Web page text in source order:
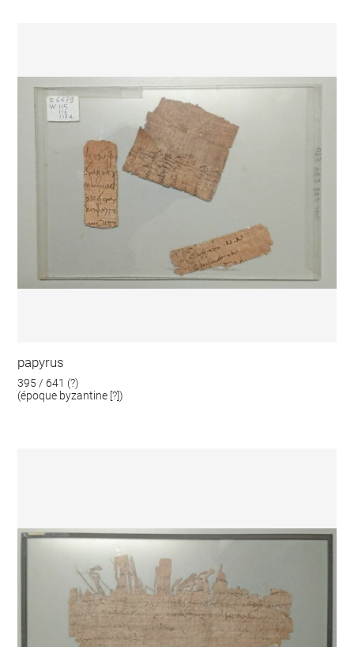
papyrus
395 / 641 (?)
(époque byzantine [?])